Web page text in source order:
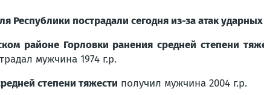
Республики пострадали сегодня из-за атак
районе Горловки ранения средней степени
мужчина 1974 г.р.
степени тяжести получил мужчина 2004 г.р.